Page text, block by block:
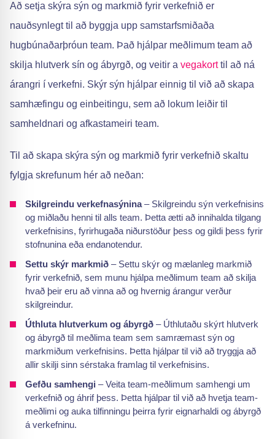
Að setja skýra sýn og markmið fyrir verkefnið er
nauðsynlegt til að byggja upp samstarfsmiðaða
hugbúnaðarþróun team. Það hjálpar meðlimum team að
skilja hlutverk sín og ábyrgð, og veitir a vegakorttil að ná
árangri í verkefni. Skýr sýn hjálpar einnig til við að skapa
samhæfingu og einbeitingu, sem að lokum leiðir til
samheldnari og afkastameiri team.
Til að skapa skýra sýn og markmið fyrir verkefnið skaltu
fylgja skrefunum hér að neðan:
Skilgreindu verkefnasýnina– Skilgreindu sýn verkefnisins
og miðlaðu henni til alls team. Þetta ætti að innihalda tilgang
verkefnisins, fyrirhugaða niðurstöður þess og gildi þess fyrir
stofnunina eða endanotendur.
Settu skýr markmið – Settu skýr og mælanleg markmið
fyrir verkefnið, sem munu hjálpa meðlimum team að skilja
hvað þeir eru að vinna að og hvernig árangur verður
skilgreindur.
Úthluta hlutverkum og ábyrgð – Úthlutaðu skýrt hlutverk
og ábyrgð til meðlima team sem samræmast sýn og
markmiðum verkefnisins. Þetta hjálpar til við að tryggja að
allir skilji sinn sérstaka framlag til verkefnisins.
Gefðu samhengi – Veita team-meðlimum samhengi um
verkefnið og áhrif þess. Þetta hjálpar til við að hvetja team-
meðlimi og auka tilfinningu þeirra fyrir eignarhaldi og ábyrgð
á verkefninu.